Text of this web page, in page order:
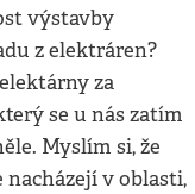
výstavby
z elektráren?
za
se u nás zatím
Myslím si, že
nacházejí v oblasti,